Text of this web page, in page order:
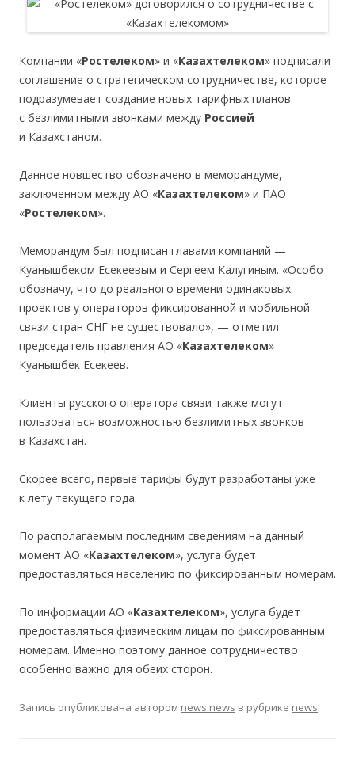
Компании «Ростелеком» и «Казахтелеком» подписали
соглашение о стратегическом сотрудничестве, которое
подразумевает создание новых тарифных планов
с безлимитными звонками между Россией
и Казахстаном.
Данное новшество обозначено в меморандуме,
заключенном между АО «Казахтелеком» и ПАО
«Ростелеком».
Меморандум был подписан главами компаний —
Куанышбеком Есекеевым и Сергеем Калугиным. «Особо
обозначу, что до реального времени одинаковых
проектов у операторов фиксированной и мобильной
связи стран СНГ не существовало», — отметил
председатель правления АО «Казахтелеком»
Куанышбек Есекеев.
Клиенты русского оператора связи также могут
пользоваться возможностью безлимитных звонков
в Казахстан.
Скорее всего, первые тарифы будут разработаны уже
к лету текущего года.
По располагаемым последним сведениям на данный
момент АО «Казахтелеком», услуга будет
предоставляться населению по фиксированным номерам.
По информации АО «Казахтелеком», услуга будет
предоставляться физическим лицам по фиксированным
номерам. Именно поэтому данное сотрудничество
особенно важно для обеих сторон.
Запись опубликована автором news news в рубрике news.